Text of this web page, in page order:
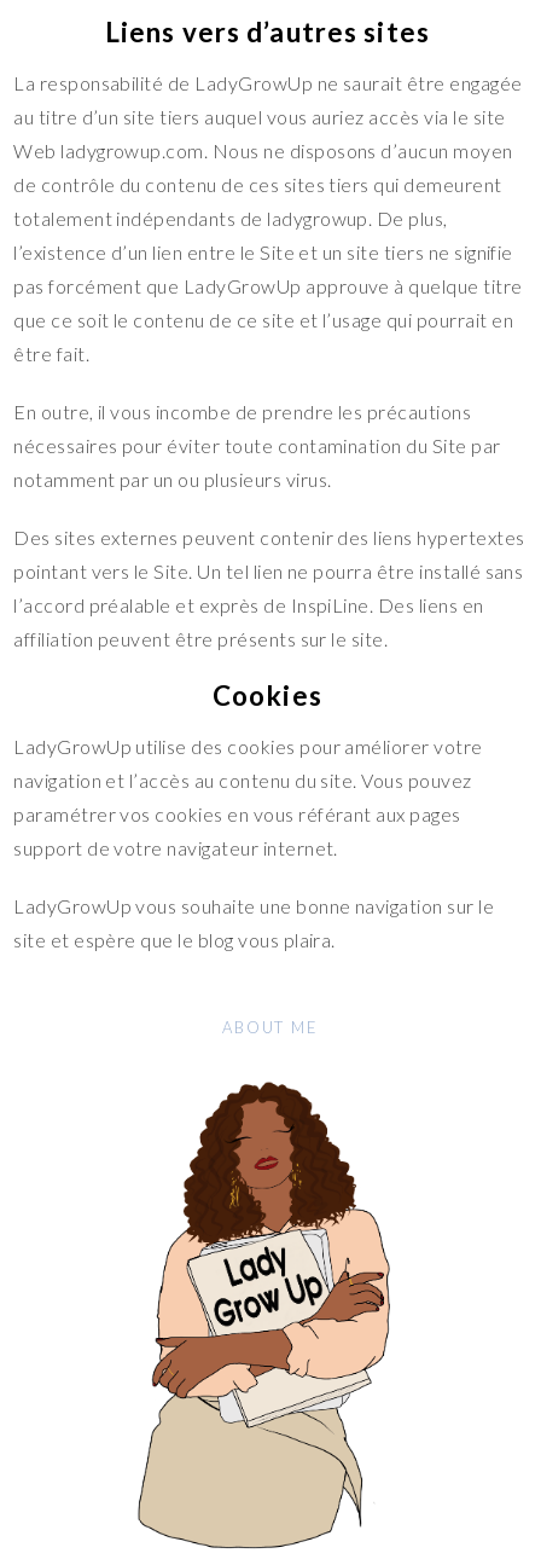
Liens vers d’autres sites
La responsabilité de LadyGrowUp ne saurait être engagée
au titre d’un site tiers auquel vous auriez accès via le site
Web ladygrowup.com. Nous ne disposons d’aucun moyen
de contrôle du contenu de ces sites tiers qui demeurent
totalement indépendants de ladygrowup. De plus,
l’existence d’un lien entre le Site et un site tiers ne signifie
pas forcément que LadyGrowUp approuve à quelque titre
que ce soit le contenu de ce site et l’usage qui pourrait en
être fait.
En outre, il vous incombe de prendre les précautions
nécessaires pour éviter toute contamination du Site par
notamment par un ou plusieurs virus.
Des sites externes peuvent contenir des liens hypertextes
pointant vers le Site. Un tel lien ne pourra être installé sans
l’accord préalable et exprès de InspiLine. Des liens en
affiliation peuvent être présents sur le site.
Cookies
LadyGrowUp utilise des cookies pour améliorer votre
navigation et l’accès au contenu du site. Vous pouvez
paramétrer vos cookies en vous référant aux pages
support de votre navigateur internet.
LadyGrowUp vous souhaite une bonne navigation sur le
site et espère que le blog vous plaira.
ABOUT ME